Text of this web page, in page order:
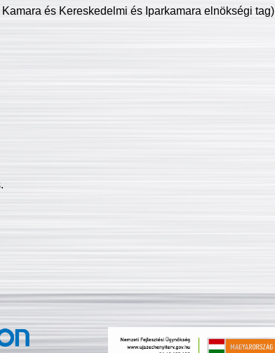
és Kereskedelmi és Iparkamara elnökségi tag)